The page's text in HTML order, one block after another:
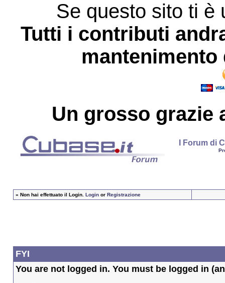
Se questo sito ti è
Tutti i contributi
Un grosso grazie
I Forum di
» Non hai effettuato il Login. Loginor Registrazione
FYI
You are not logged in. You must be logged in